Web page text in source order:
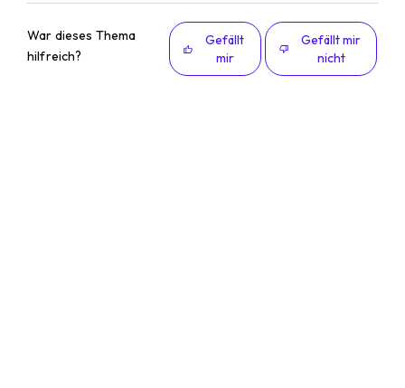
War dieses Thema
hilfreich?
Gefällt
mir
Gefällt mir
nicht